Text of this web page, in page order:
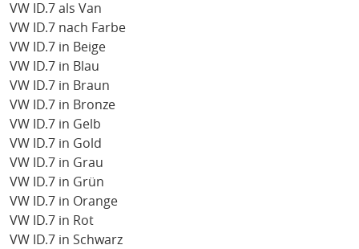
VW ID.7 als Van
VW ID.7 nach Farbe
VW ID.7 in Beige
VW ID.7 in Blau
VW ID.7 in Braun
VW ID.7 in Bronze
VW ID.7 in Gelb
VW ID.7 in Gold
VW ID.7 in Grau
VW ID.7 in Grün
VW ID.7 in Orange
VW ID.7 in Rot
VW ID.7 in Schwarz